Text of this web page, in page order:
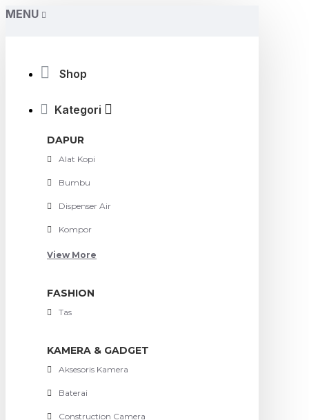
MENU
Shop
Kategori
DAPUR
Alat Kopi
Bumbu
Dispenser Air
Kompor
View More
FASHION
Tas
KAMERA & GADGET
Aksesoris Kamera
Baterai
Construction Camera